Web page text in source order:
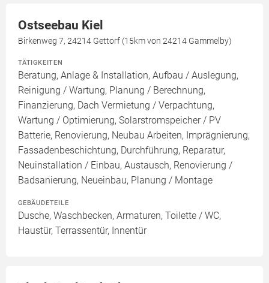
Ostseebau Kiel
Birkenweg 7, 24214 Gettorf (15km von 24214 Gammelby)
TÄTIGKEITEN
Beratung, Anlage & Installation, Aufbau / Auslegung,
Reinigung / Wartung, Planung / Berechnung,
Finanzierung, Dach Vermietung / Verpachtung,
Wartung / Optimierung, Solarstromspeicher / PV
Batterie, Renovierung, Neubau Arbeiten, Imprägnierung,
Fassadenbeschichtung, Durchführung, Reparatur,
Neuinstallation / Einbau, Austausch, Renovierung /
Badsanierung, Neueinbau, Planung / Montage
GEBÄUDETEILE
Dusche, Waschbecken, Armaturen, Toilette / WC,
Haustür, Terrassentür, Innentür